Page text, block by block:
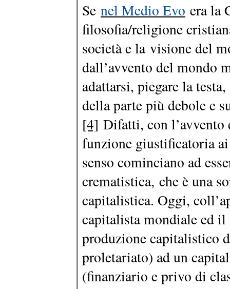
Se nel Medio Evo era la
filosofia/religione
società e la visione del
dall’avvento del mondo
adattarsi, piegare la
della parte più debole e
[4] Difatti, con
funzione giustificatoria
senso cominciano ad
crematistica, che è una
capitalistica. Oggi,
capitalista mondiale ed
produzione capitalistico
proletariato) ad un
(finanziario e privo di